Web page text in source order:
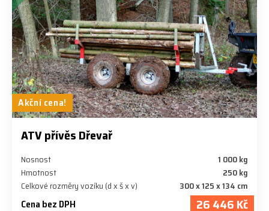
Akční cena!
ATV přívěs Dřevař
Nosnost
1 000 kg
Hmotnost
250 kg
Celkové rozměry vozíku (d x š x v)
300 x 125 x 134 cm
Cena bez DPH 26 446 Kč